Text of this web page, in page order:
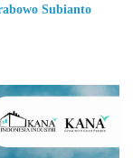
Subianto